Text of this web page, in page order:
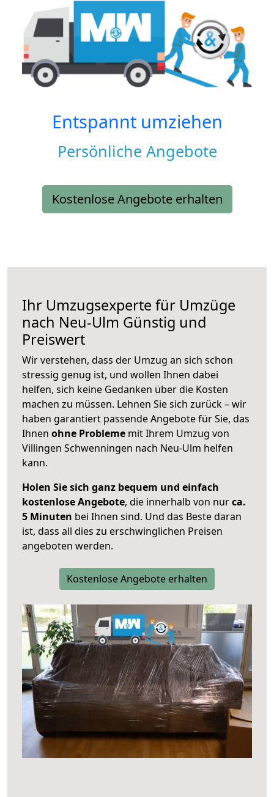
Entspannt umziehen
Persönliche Angebote
Kostenlose Angebote erhalten
Ihr Umzugsexperte für Umzüge
nach Neu-Ulm Günstig und
Preiswert
Wir verstehen, dass der Umzug an sich schon
stressig genug ist, und wollen Ihnen dabei
helfen, sich keine Gedanken über die Kosten
machen zu müssen. Lehnen Sie sich zurück – wir
haben garantiert passende Angebote für Sie, das
Ihnen ohne Probleme mit Ihrem Umzug von
Villingen Schwenningen nach Neu-Ulm helfen
kann.
Holen Sie sich ganz bequem und einfach
kostenlose Angebote, die innerhalb von nurca.
5 Minuten bei Ihnen sind. Und das Beste daran
ist, dass all dies zu erschwinglichen Preisen
angeboten werden.
Kostenlose Angebote erhalten